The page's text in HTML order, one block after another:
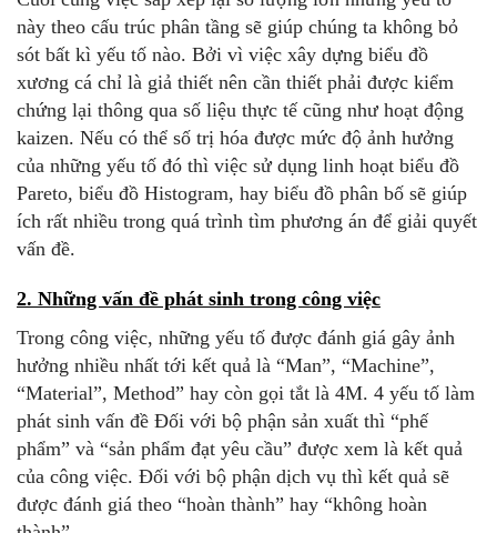
này theo cấu trúc phân tầng sẽ giúp chúng ta không bỏ
sót bất kì yếu tố nào. Bởi vì việc xây dựng biểu đồ
xương cá chỉ là giả thiết nên cần thiết phải được kiểm
chứng lại thông qua số liệu thực tế cũng như hoạt động
kaizen. Nếu có thể số trị hóa được mức độ ảnh hưởng
của những yếu tố đó thì việc sử dụng linh hoạt biểu đồ
Pareto, biểu đồ Histogram, hay biểu đồ phân bố sẽ giúp
ích rất nhiều trong quá trình tìm phương án để giải quyết
vấn đề.
2. Những vấn đề phát sinh trong công việc
Trong công việc, những yếu tố được đánh giá gây ảnh
hưởng nhiều nhất tới kết quả là “Man”, “Machine”,
“Material”, Method” hay còn gọi tắt là 4M. 4 yếu tố làm
phát sinh vấn đề Đối với bộ phận sản xuất thì “phế
phẩm” và “sản phẩm đạt yêu cầu” được xem là kết quả
của công việc. Đối với bộ phận dịch vụ thì kết quả sẽ
được đánh giá theo “hoàn thành” hay “không hoàn